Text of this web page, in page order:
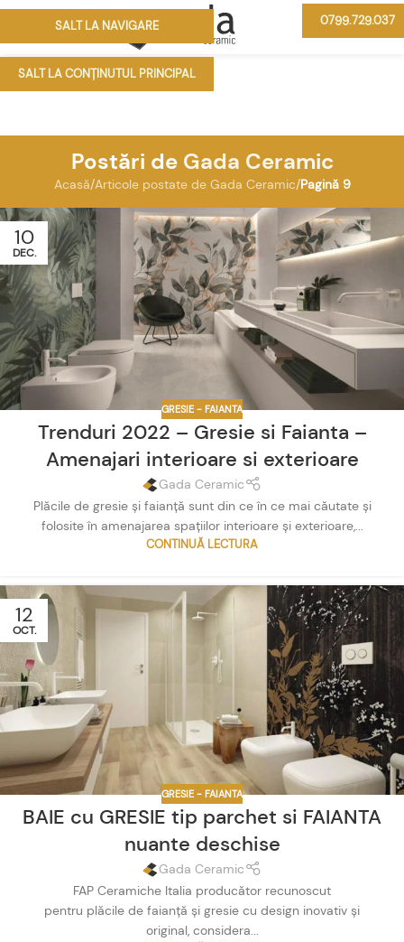
SALT LA NAVIGARE
SALT LA CONȚINUTUL PRINCIPAL
0799.729.037
Postări de Gada Ceramic
Acasă/Articole postate de Gada Ceramic/Pagină 9
10
DEC.
GRESIE - FAIANTA
Trenduri 2022 – Gresie si Faianta –
Amenajari interioare si exterioare
Gada Ceramic
Plăcile de gresie și faianță sunt din ce în ce mai căutate și
folosite în amenajarea spațiilor interioare și exterioare,...
CONTINUĂ LECTURA
12
OCT.
GRESIE - FAIANTA
BAIE cu GRESIE tip parchet si FAIANTA
nuante deschise
Gada Ceramic
FAP Ceramiche Italia producător recunoscut
pentru plăcile de faianță și gresie cu design inovativ și
original, considera...